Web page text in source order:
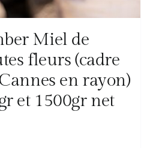
Miel de
fleurs (cadre
en rayon)
et 1500gr net